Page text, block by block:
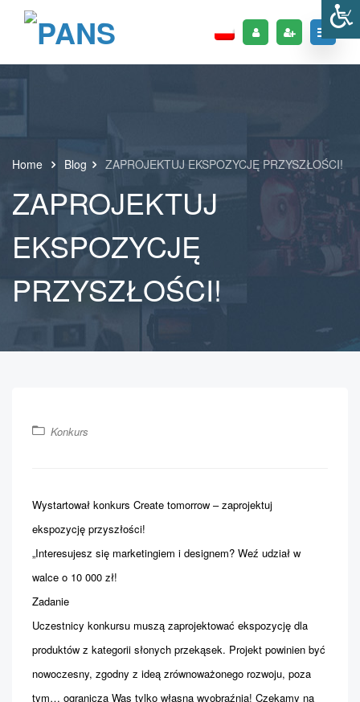
Home Blog ZAPROJEKTUJ EKSPOZYCJĘ PRZYSZŁOŚCI!
ZAPROJEKTUJ
EKSPOZYCJĘ
PRZYSZŁOŚCI!
Konkurs
Wystartował konkurs Create tomorrow – zaprojektuj
ekspozycję przyszłości!
„Interesujesz się marketingiem i designem? Weź udział w
walce o 10 000 zł!
Zadanie
Uczestnicy konkursu muszą zaprojektować ekspozycję dla
produktów z kategorii słonych przekąsek. Projekt powinien być
nowoczesny, zgodny z ideą zrównoważonego rozwoju, poza
tym… ogranicza Was tylko własna wyobraźnia! Czekamy na